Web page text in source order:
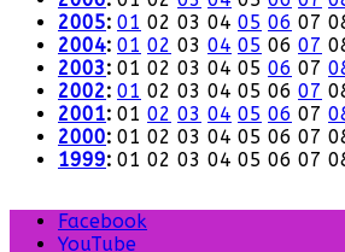
2005: 01 02 03 04 05 06 07
2004: 01 02 03 04 05 06 07
2003: 01 02 03 04 05 06 07
2002: 01 02 03 04 05 06 07
2001: 01 02 03 04 05 06 07
2000: 01 02 03 04 05 06 07
1999: 01 02 03 04 05 06 07
Facebook
YouTube